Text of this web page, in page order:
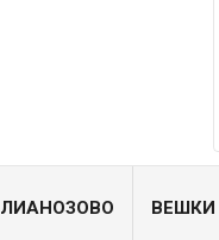
ЛИАНОЗОВО ВЕШКИ